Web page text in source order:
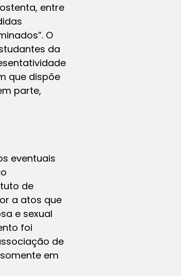
entre
O
da
que dispõe
parte,
eventuais
de
a atos que
e sexual
foi
de
em